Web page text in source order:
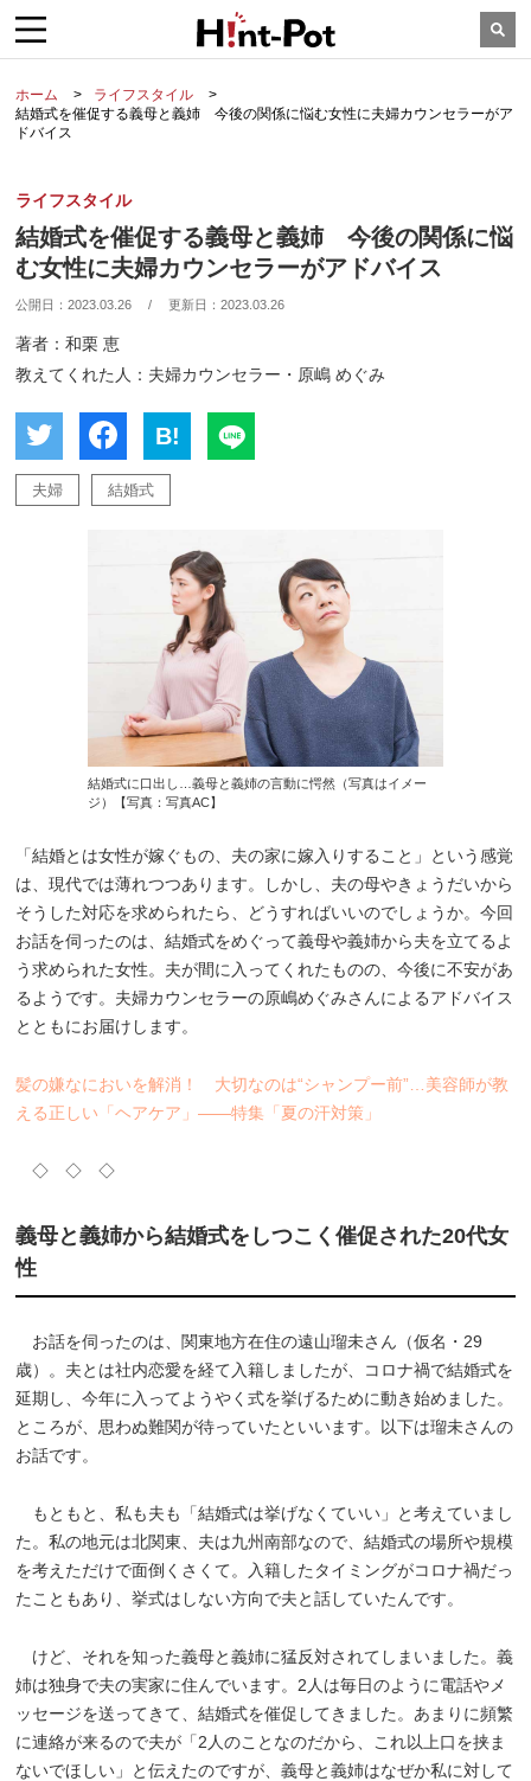
ホーム
ライフスタイル
結婚式を催促する義母と義姉 今後の関係に悩む女性に夫婦カウンセラーがア
ドバイス
ライフスタイル
結婚式を催促する義母と義姉 今後の関係に悩
む女性に夫婦カウンセラーがアドバイス
公開日：2023.03.26 / 更新日：2023.03.26
著者：和栗 恵
教えてくれた人：夫婦カウンセラー・原嶋 めぐみ
B!
夫婦 結婚式
結婚式に口出し…義母と義姉の言動に愕然（写真はイメー
ジ）【写真：写真AC】
「結婚とは女性が嫁ぐもの、夫の家に嫁入りすること」という感覚
は、現代では薄れつつあります。しかし、夫の母やきょうだいから
そうした対応を求められたら、どうすればいいのでしょうか。今回
お話を伺ったのは、結婚式をめぐって義母や義姉から夫を立てるよ
う求められた女性。夫が間に入ってくれたものの、今後に不安があ
るようです。夫婦カウンセラーの原嶋めぐみさんによるアドバイス
とともにお届けします。
髪の嫌なにおいを解消！ 大切なのは“シャンプー前”…美容師が教
える正しい「ヘアケア」――特集「夏の汗対策」
◇ ◇ ◇
義母と義姉から結婚式をしつこく催促された20代女
性
お話を伺ったのは、関東地方在住の遠山瑠未さん（仮名・29
歳）。夫とは社内恋愛を経て入籍しましたが、コロナ禍で結婚式を
延期し、今年に入ってようやく式を挙げるために動き始めました。
ところが、思わぬ難関が待っていたといいます。以下は瑠未さんの
お話です。
もともと、私も夫も「結婚式は挙げなくていい」と考えていまし
た。私の地元は北関東、夫は九州南部なので、結婚式の場所や規模
を考えただけで面倒くさくて。入籍したタイミングがコロナ禍だっ
たこともあり、挙式はしない方向で夫と話していたんです。
けど、それを知った義母と義姉に猛反対されてしまいました。義
姉は独身で夫の実家に住んでいます。2人は毎日のように電話やメ
ッセージを送ってきて、結婚式を催促してきました。あまりに頻繁
に連絡が来るので夫が「2人のことなのだから、これ以上口を挟ま
ないでほしい」と伝えたのですが、義母と義姉はなぜか私に対して